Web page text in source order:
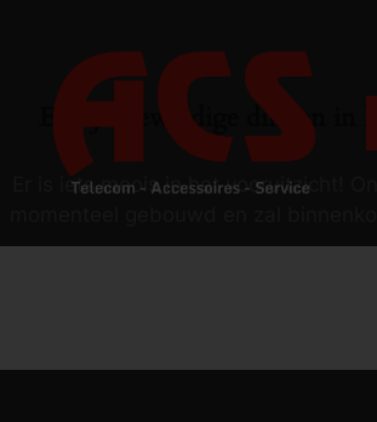
Er zijn geweldige dingen in
Er is iets moois in het vooruitzicht!
momenteel gebouwd en zal